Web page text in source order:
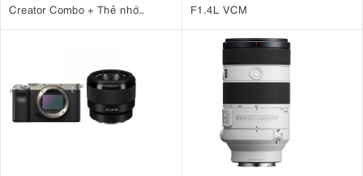
Creator Combo + Thẻ nhớ
F1.4L VCM